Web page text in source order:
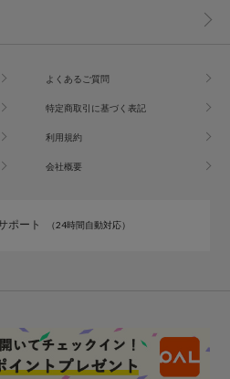
よくあるご質問
特定商取引に基づく表記
利用規約
会社概要
ポート （24時間自動対応）